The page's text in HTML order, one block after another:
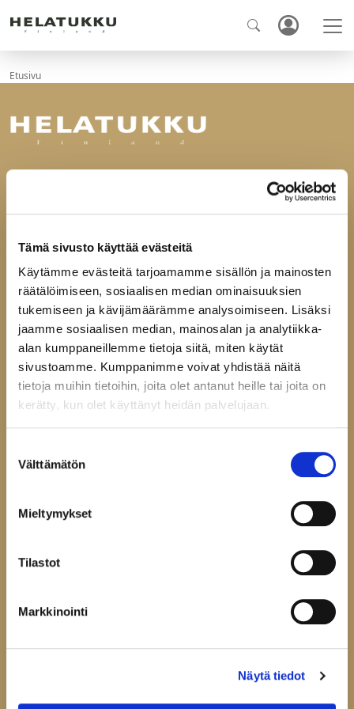
Tämä sivusto käyttää evästeitä
Käytämme evästeitä tarjoamamme sisällön ja mainosten
räätälöimiseen, sosiaalisen median ominaisuuksien
tukemiseen ja kävijämäärämme analysoimiseen. Lisäksi
jaamme sosiaalisen median, mainosalan ja analytiikka-
alan kumppaneillemme tietoja siitä, miten käytät
sivustoamme. Kumppanimme voivat yhdistää näitä
tietoja muihin tietoihin, joita olet antanut heille tai joita on
kerätty, kun olet käyttänyt heidän palvelujaan.
valinta
Välttämätön
Mieltymykset
Tilastot
Markkinointi
Näytä tiedot
Etusivu
Helatukku Finland Oy
60100 Seinäjoki
puh029-123 9400
fax 06-4144165
mail@helatukku.com
Tarkista ehdot
Toimitusehdot
Palautukset ja reklamaatiot
Tietosuojaseloste
Liity uutiskirjelistallemme,
uutuustuotteistamme.
Liity uutiskirjelistalle